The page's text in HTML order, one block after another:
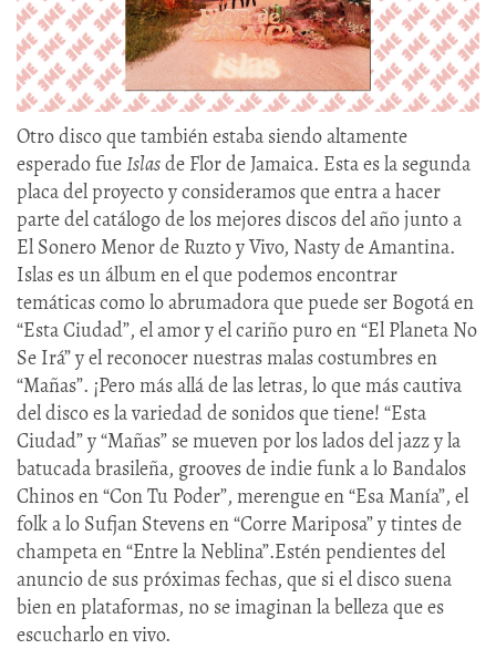
Otro disco que también estaba siendo altamente
esperado fueIslasde Flor de Jamaica. Esta es la segunda
placa del proyecto y consideramos que entra a hacer
parte del catálogo de los mejores discos del año junto a
El Sonero Menor de Ruzto y Vivo, Nasty de Amantina.
Islas es un álbum en el que podemos encontrar
temáticas como lo abrumadora que puede ser Bogotá en
“Esta Ciudad”, el amor y el cariño puro en “El Planeta No
Se Irá” y el reconocer nuestras malas costumbres en
“Mañas”. ¡Pero más allá de las letras, lo que más cautiva
del disco es la variedad de sonidos que tiene! “Esta
Ciudad” y “Mañas” se mueven por los lados del jazz y la
batucada brasileña, grooves de indie funk a lo Bandalos
Chinos en “Con Tu Poder”, merengue en “Esa Manía”, el
folk a lo Sufjan Stevens en “Corre Mariposa” y tintes de
champeta en “Entre la Neblina”.Estén pendientes del
anuncio de sus próximas fechas, que si el disco suena
bien en plataformas, no se imaginan la belleza que es
escucharlo en vivo.